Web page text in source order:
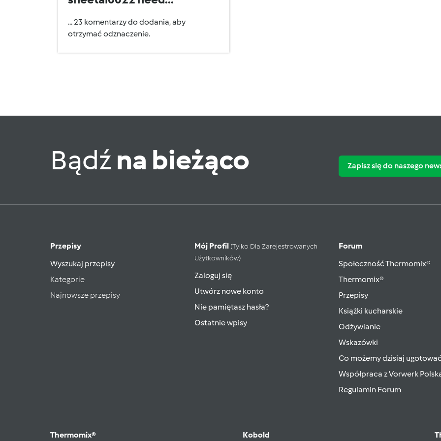
... 23 komentarzy do dodania, aby
otrzymać odznaczenie.
Bądź na bieżąco Zapisz się do naszego
Przepisy
Wyszukaj przepisy
Kategorie
Najnowsze przepisy
Mój Profil (tylko Dla Zarejestrowanych
Użytkowników)
Zaloguj się
Utwórz nowe konto
Nie pamiętasz hasła?
Ostatnie wpisy
Forum
Społeczność Thermomix®
Thermomix®
Przepisy
Książki kucharskie
Odżywianie
Wskazówki
Co możemy dzisiaj
Współpraca z Vorwerk
Regulamin Forum
Thermomix® Kobold